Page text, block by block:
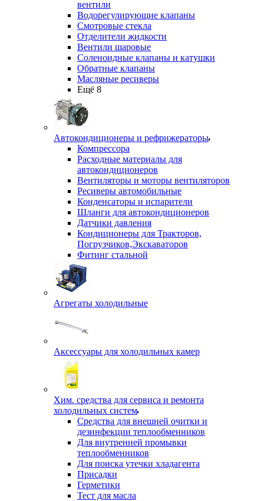
вентили
Водорегулирующие клапаны
Смотровые стекла
Отделители жидкости
Вентили шаровые
Соленоидные клапаны и катушки
Обратные клапаны
Масляные ресиверы
Ещё 8
Автокондиционеры и рефрижераторы
Компрессора
Расходные материалы для
автокондиционеров
Вентиляторы и моторы вентиляторов
Ресиверы автомобильные
Конденсаторы и испарители
Шланги для автокондиционеров
Датчики давления
Кондиционеры для Тракторов,
Погрузчиков,Экскаваторов
Фитинг стальной
Агрегаты холодильные
Аксессуары для холодильных камер
Хим. средства для сервиса и ремонта
холодильных систем
Средства для внешней очитки и
дезинфекции теплообменников
Для внутренней промывки
теплообменников
Для поиска утечки хладагента
Присадки
Герметики
Тест для масла